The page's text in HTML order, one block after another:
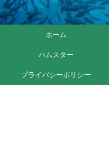
ホーム
ハムスター
プライバシーポリシー